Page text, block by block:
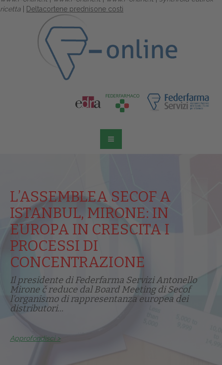
ricetta
Deltacortene prednisone costi
L’ASSEMBLEA SECOF A
ISTANBUL, MIRONE: IN
EUROPA IN CRESCITA I
PROCESSI DI
CONCENTRAZIONE
Il presidente di Federfarma Servizi Antonello
Mirone č reduce dal Board Meeting di Secof
l'organismo di rappresentanza europea dei
distributori...
Approfondisci >